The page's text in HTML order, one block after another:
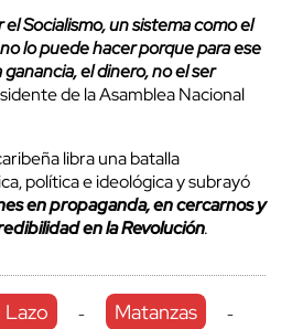
Socialismo, un sistema como el
lo puede hacer porque para ese
el dinero, no el ser
de la Asamblea Nacional
libra una batalla
política e ideológica y subrayó
en propaganda, en cercarnos y
en la Revolución.
Lazo - Matanzas -